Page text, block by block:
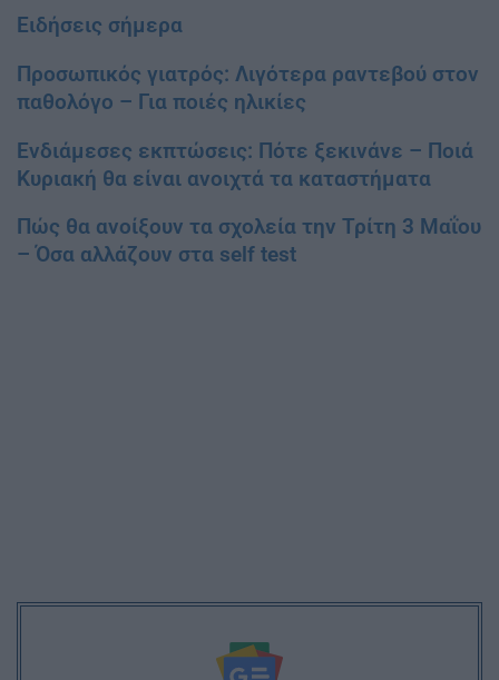
Ειδήσεις σήμερα
Προσωπικός γιατρός: Λιγότερα ραντεβού στον
παθολόγο – Για ποιές ηλικίες
Ενδιάμεσες εκπτώσεις: Πότε ξεκινάνε – Ποιά
Κυριακή θα είναι ανοιχτά τα καταστήματα
Πώς θα ανοίξουν τα σχολεία την Τρίτη 3 Μαΐου
– Όσα αλλάζουν στα self test